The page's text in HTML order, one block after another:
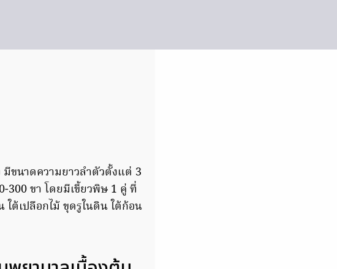
ขนาดความยาวลำตัวตั้งแต่ 3
300 ขา โดยมีเขี้ยวพิษ 1 คู่ ที่
ต้เปลือกไม้ ขุดรูในดิน ใต้ก้อน